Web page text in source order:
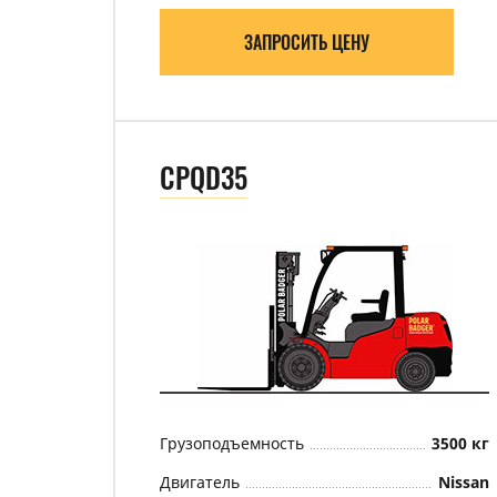
ЗАПРОСИТЬ ЦЕНУ
CPQD35
Грузоподъемность
3500 кг
Двигатель
Nissan